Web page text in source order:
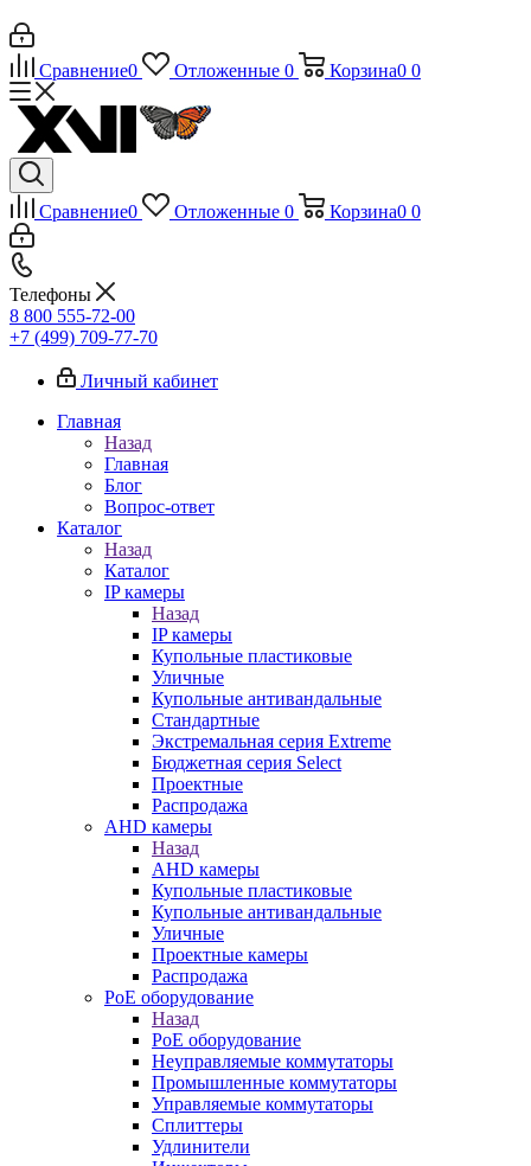
Сравнение0 Отложенные 0 Корзина0 0
Сравнение0 Отложенные 0 Корзина0 0
Телефоны
8 800 555-72-00
+7 (499) 709-77-70
Личный кабинет
Главная
Назад
Главная
Блог
Вопрос-ответ
Каталог
Назад
Каталог
IP камеры
Назад
IP камеры
Купольные пластиковые
Уличные
Купольные антивандальные
Стандартные
Экстремальная серия Extreme
Бюджетная серия Select
Проектные
Распродажа
AHD камеры
Назад
AHD камеры
Купольные пластиковые
Купольные антивандальные
Уличные
Проектные камеры
Распродажа
PoE оборудование
Назад
PoE оборудование
Неуправляемые коммутаторы
Промышленные коммутаторы
Управляемые коммутаторы
Сплиттеры
Удлинители